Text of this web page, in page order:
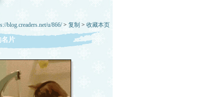
blog.creaders.net/u/866/> 复制 > 收藏本页
名片